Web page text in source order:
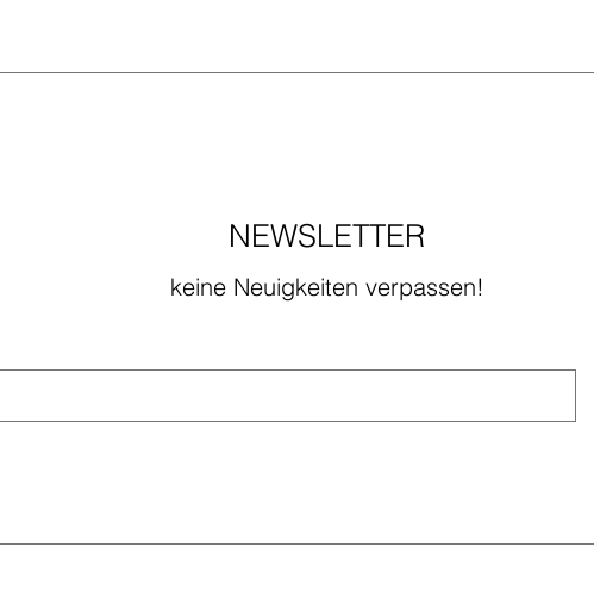
NEWSLETTER
keine Neuigkeiten verpassen!